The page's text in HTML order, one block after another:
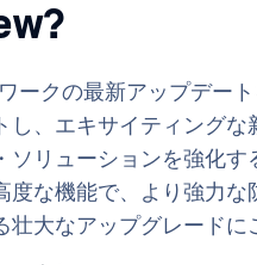
ークの最新アップデー
し、エキサイティング
ソリューションを強化
度な機能で、より強力
大なアップグレードに